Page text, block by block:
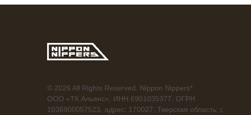
© 2026 All Rights Reserved. Nippon Nippers*.
ООО «ТК Альянс», ИНН 6901035377, ОГРН
1036900057523, адрес: 170027, Тверская область, г.